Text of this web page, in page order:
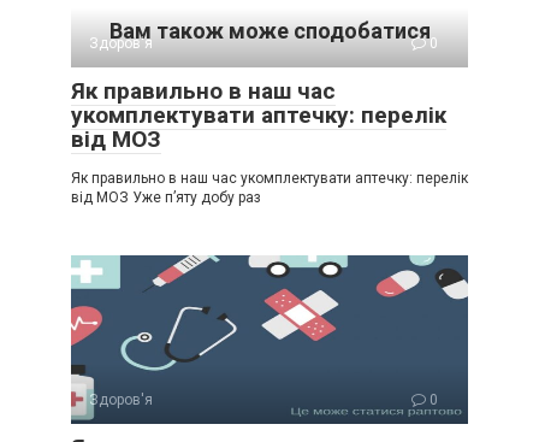
Вам також може сподобатися
Здоров'я 0
Як правильно в наш час
укомплектувати аптечку: перелік
від МОЗ
Як правильно в наш час укомплектувати аптечку: перелік
від МОЗ Уже п’яту добу раз
Здоров'я 0